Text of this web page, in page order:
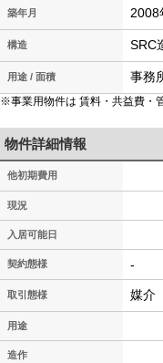
築年月 2008
構造 SRC
用途 / 面積 事務
※事業用物件は 賃料・共益費・
物件詳細情報
他初期費用
現況
入居可能日
契約態様 -
取引態様 媒介
用途
造作